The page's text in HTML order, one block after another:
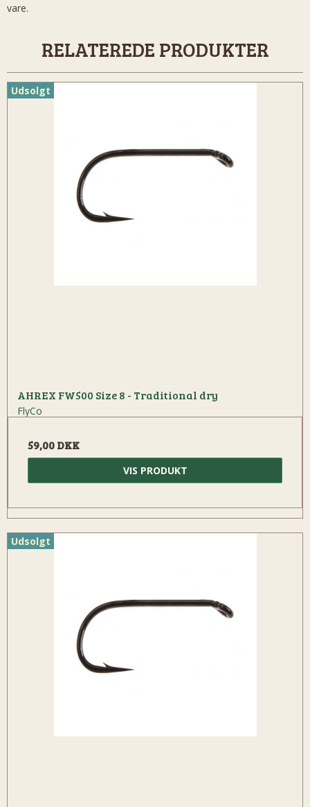
vare.
RELATEREDE PRODUKTER
Udsolgt
AHREX FW500 Size 8 - Traditional dry
FlyCo
59,00 DKK
VIS PRODUKT
Udsolgt